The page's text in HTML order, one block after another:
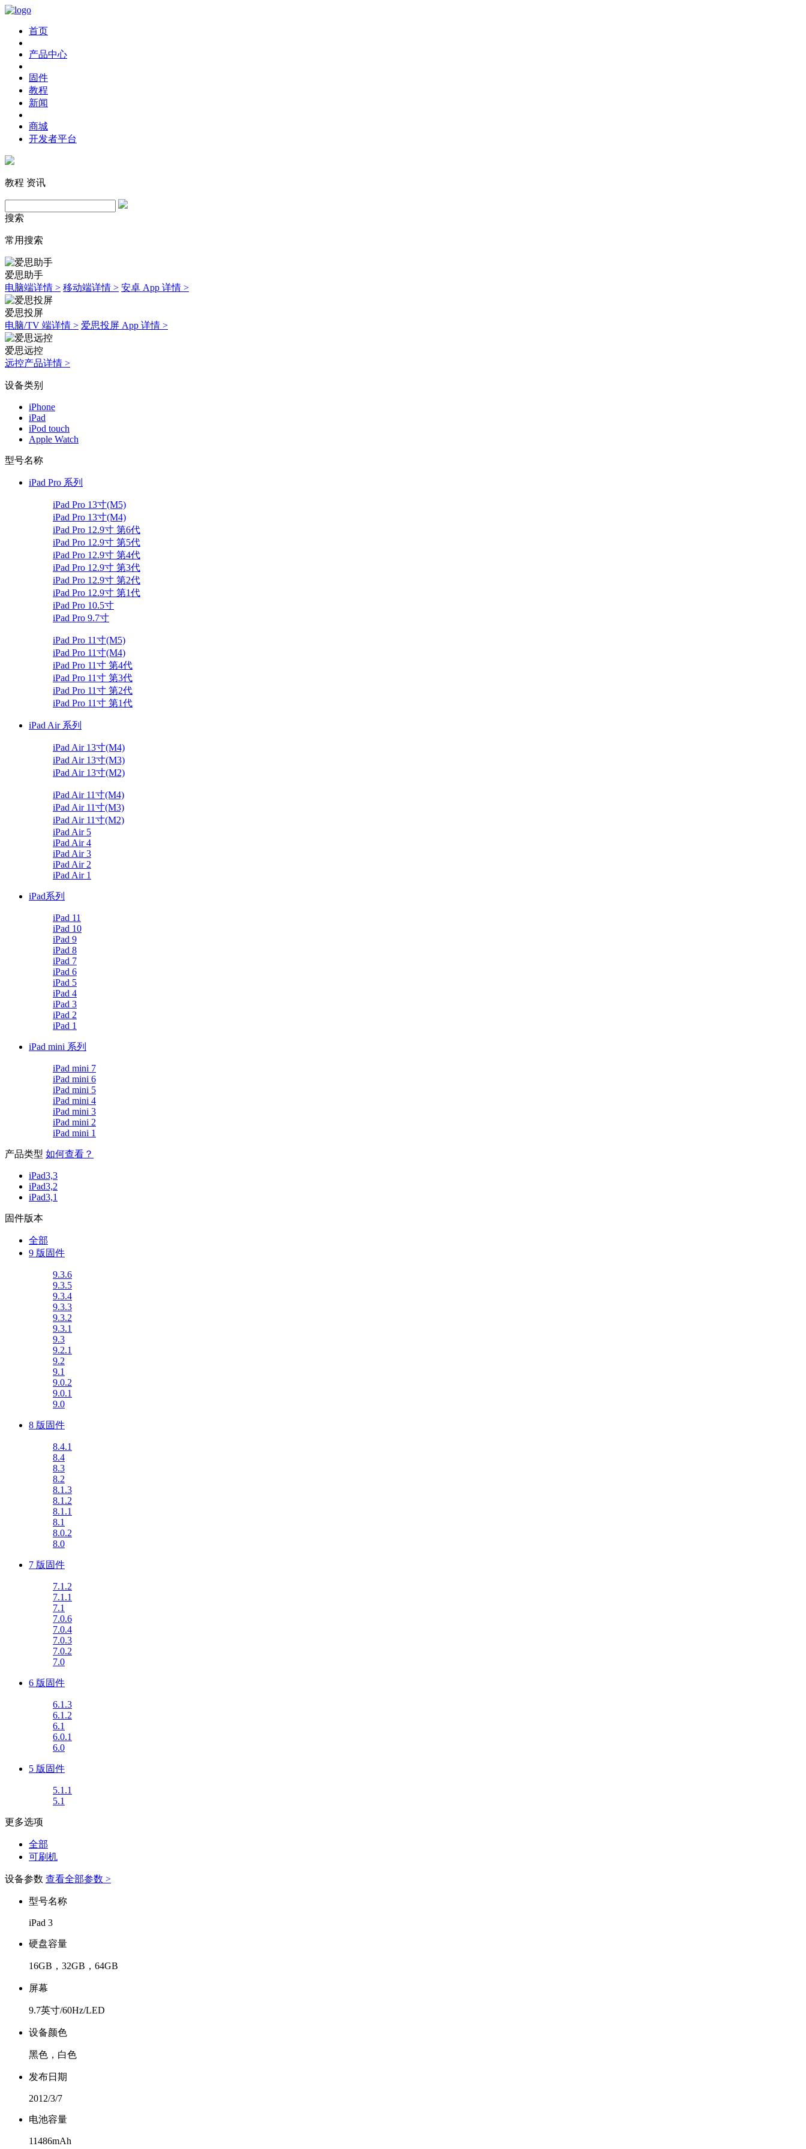
首页
产品中心
固件
教程
新闻
商城
开发者平台
教程 资讯
搜索
常用搜索
爱思助手
电脑端详情 > 移动端详情 > 安卓 App 详情 >
爱思投屏
电脑/TV 端详情 > 爱思投屏 App 详情 >
爱思远控
远控产品详情 >
设备类别
iPhone
iPad
iPod touch
Apple Watch
型号名称
iPad Pro 系列
iPad Pro 13寸(M5)
iPad Pro 13寸(M4)
iPad Pro 12.9寸 第6代
iPad Pro 12.9寸 第5代
iPad Pro 12.9寸 第4代
iPad Pro 12.9寸 第3代
iPad Pro 12.9寸 第2代
iPad Pro 12.9寸 第1代
iPad Pro 10.5寸
iPad Pro 9.7寸
iPad Pro 11寸(M5)
iPad Pro 11寸(M4)
iPad Pro 11寸 第4代
iPad Pro 11寸 第3代
iPad Pro 11寸 第2代
iPad Pro 11寸 第1代
iPad Air 系列
iPad Air 13寸(M4)
iPad Air 13寸(M3)
iPad Air 13寸(M2)
iPad Air 11寸(M4)
iPad Air 11寸(M3)
iPad Air 11寸(M2)
iPad Air 5
iPad Air 4
iPad Air 3
iPad Air 2
iPad Air 1
iPad系列
iPad 11
iPad 10
iPad 9
iPad 8
iPad 7
iPad 6
iPad 5
iPad 4
iPad 3
iPad 2
iPad 1
iPad mini 系列
iPad mini 7
iPad mini 6
iPad mini 5
iPad mini 4
iPad mini 3
iPad mini 2
iPad mini 1
产品类型 如何查看？
iPad3,3
iPad3,2
iPad3,1
固件版本
全部
9 版固件
9.3.6
9.3.5
9.3.4
9.3.3
9.3.2
9.3.1
9.3
9.2.1
9.2
9.1
9.0.2
9.0.1
9.0
8 版固件
8.4.1
8.4
8.3
8.2
8.1.3
8.1.2
8.1.1
8.1
8.0.2
8.0
7 版固件
7.1.2
7.1.1
7.1
7.0.6
7.0.4
7.0.3
7.0.2
7.0
6 版固件
6.1.3
6.1.2
6.1
6.0.1
6.0
5 版固件
5.1.1
5.1
更多选项
全部
可刷机
设备参数 查看全部参数 >
型号名称
iPad 3
硬盘容量
16GB，32GB，64GB
屏幕
9.7英寸/60Hz/LED
设备颜色
黑色，白色
发布日期
2012/3/7
电池容量
11486mAh